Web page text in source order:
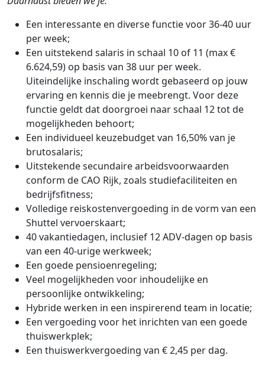
Een interessante en diverse functie voor 36-40 uur
per week;
Een uitstekend salaris in schaal 10 of 11 (max €
6.624,59) op basis van 38 uur per week.
Uiteindelijke inschaling wordt gebaseerd op jouw
ervaring en kennis die je meebrengt. Voor deze
functie geldt dat doorgroei naar schaal 12 tot de
mogelijkheden behoort;
Een individueel keuzebudget van 16,50% van je
brutosalaris;
Uitstekende secundaire arbeidsvoorwaarden
conform de CAO Rijk, zoals studiefaciliteiten en
bedrijfsfitness;
Volledige reiskostenvergoeding in de vorm van een
Shuttel vervoerskaart;
40 vakantiedagen, inclusief 12 ADV-dagen op basis
van een 40-urige werkweek;
Een goede pensioenregeling;
Veel mogelijkheden voor inhoudelijke en
persoonlijke ontwikkeling;
Hybride werken in een inspirerend team in locatie;
Een vergoeding voor het inrichten van een goede
thuiswerkplek;
Een thuiswerkvergoeding van € 2,45 per dag.